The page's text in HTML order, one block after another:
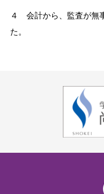
４ 会計から、監査が無
た。